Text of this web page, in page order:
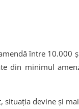
între
din minimul
devine și